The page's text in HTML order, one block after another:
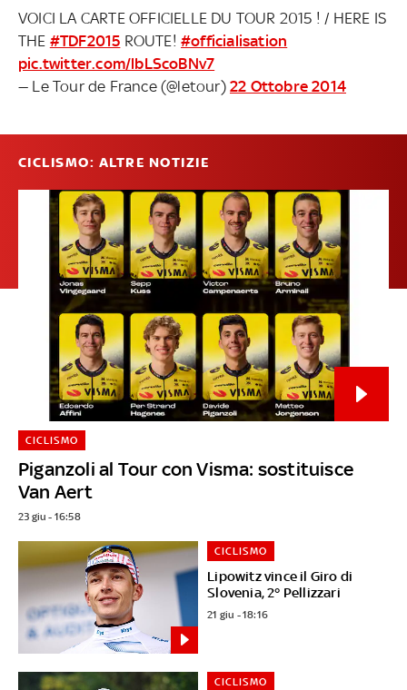
VOICI LA CARTE OFFICIELLE DU TOUR 2015 ! / HERE IS
THE #TDF2015 ROUTE!#officialisation
pic.twitter.com/lbLScoBNv7
— Le Tour de France (@letour) 22 Ottobre 2014
CICLISMO: ALTRE NOTIZIE
Piganzoli al Tour con Visma: sostituisce
Van Aert
CICLISMO
23 giu - 16:58
Lipowitz vince il Giro di
Slovenia, 2° Pellizzari
CICLISMO
21 giu - 18:16
CICLISMO